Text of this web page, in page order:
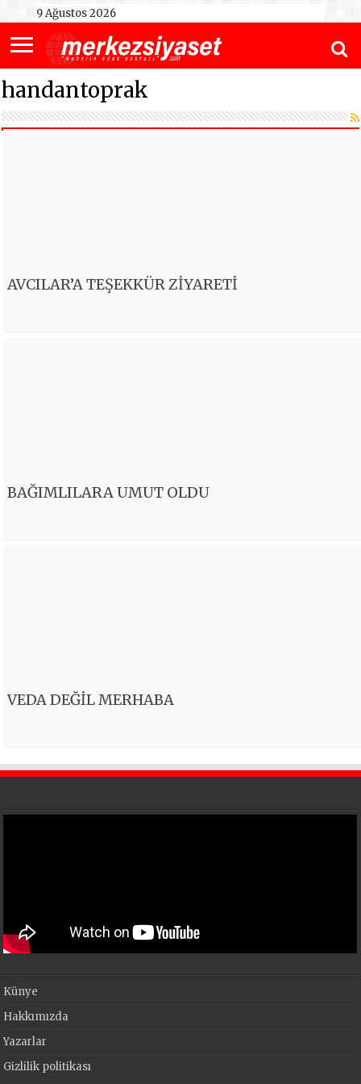
9 Ağustos 2026
handantoprak
AVCILAR’A TEŞEKKÜR ZİYARETİ
BAĞIMLILARA UMUT OLDU
VEDA DEĞİL MERHABA
Künye
Hakkımızda
Yazarlar
Gizlilik politikası